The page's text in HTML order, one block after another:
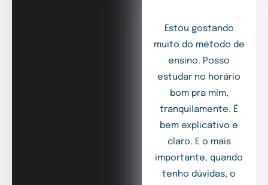
Estou gostando
muito do método de
ensino. Posso
estudar no horário
bom pra mim,
tranquilamente. É
bem explicativo e
claro. E o mais
importante, quando
tenho dúvidas, o